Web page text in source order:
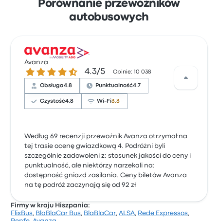
Porównanie przewoźników
autobusowych
Avanza
4.3 gwiazdek w skali do 5
4.3/5 Opinie: 10 038
Obsługa4.8 Punktualność4.7
Czystość4.8 Wi-Fi3.3
Według 69 recenzji przewoźnik Avanza otrzymał na
tej trasie ocenę gwiazdkową 4. Podróżni byli
szczególnie zadowoleni z: stosunek jakości do ceny i
punktualność, ale niektórzy narzekali na:
dostępność gniazd zasilania. Ceny biletów Avanza
na tę podróż zaczynają się od 92 zł
Firmy w kraju Hiszpania:
FlixBus, BlaBlaCar Bus, BlaBlaCar,ALSA, Rede Expressos,